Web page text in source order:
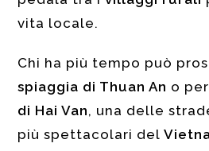
vita locale.
Chi ha più tempo può
spiaggia di Thuan An o
di Hai Van, una delle
più spettacolari del